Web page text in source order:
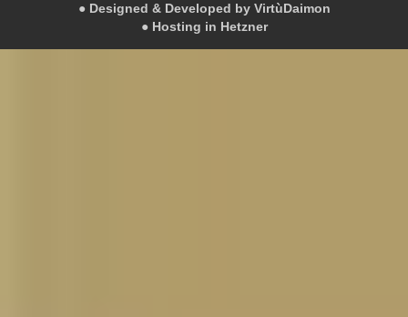
● Designed & Developed by VirtùDaimon
● Hosting in Hetzner